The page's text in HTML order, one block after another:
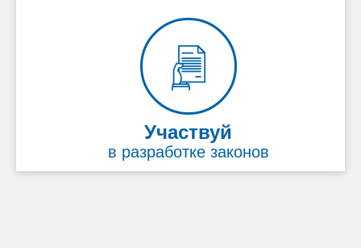
Участвуй
в разработке законов